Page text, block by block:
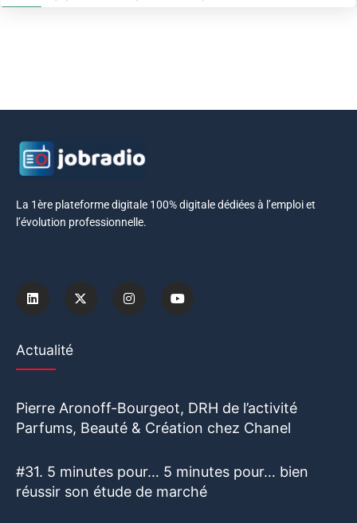
La 1ère plateforme digitale 100% digitale dédiées à l’emploi et
l’évolution professionnelle.
Actualité
Pierre Aronoff-Bourgeot, DRH de l’activité
Parfums, Beauté & Création chez Chanel
#31. 5 minutes pour… 5 minutes pour… bien
réussir son étude de marché